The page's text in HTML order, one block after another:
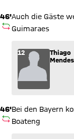
46'
AUSWECHSLUNG
Auch die Gäste
Guimaraes
Wechsel:
12
Thiago
Mendes
46'
AUSWECHSLUNG
Bei den Bayern
Boateng